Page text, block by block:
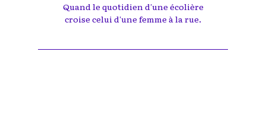
Quand le quotidien d'une écolière
croise celui d'une femme à la rue.